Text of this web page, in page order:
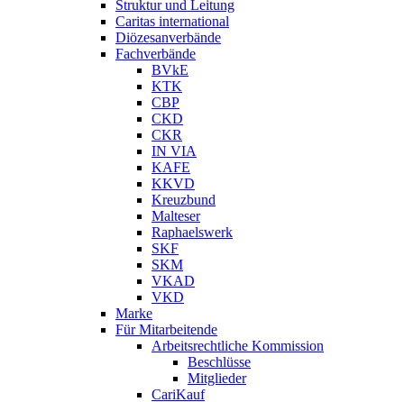
Struktur und Leitung
Caritas international
Diözesanverbände
Fachverbände
BVkE
KTK
CBP
CKD
CKR
IN VIA
KAFE
KKVD
Kreuzbund
Malteser
Raphaelswerk
SKF
SKM
VKAD
VKD
Marke
Für Mitarbeitende
Arbeitsrechtliche Kommission
Beschlüsse
Mitglieder
CariKauf